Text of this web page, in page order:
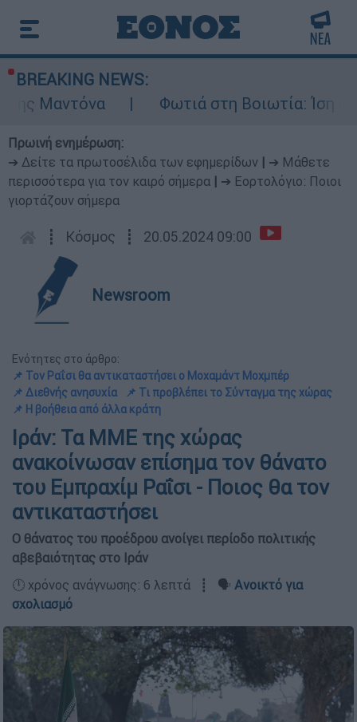
BREAKING NEWS:
Φωτιά στη Βοιωτία: Ίση με έξι
Πρωινή ενημέρωση:
➔ Δείτε τα πρωτοσέλιδα των εφημερίδων
➔ Μάθετε
περισσότερα για τον καιρό σήμερα
➔ Εορτολόγιο: Ποιοι
γιορτάζουν σήμερα
┋ Κόσμος ┋ 20.05.2024 09:00
Newsroom
Ενότητες στο άρθρο:
📌 Τον Ραΐσι θα αντικαταστήσει ο Μοχαμάντ Μοχμπέρ
📌 Διεθνής ανησυχία
📌 Τι προβλέπει το Σύνταγμα της χώρας
📌 Η βοήθεια από άλλα κράτη
Ιράν: Τα ΜΜΕ της χώρας
ανακοίνωσαν επίσημα τον θάνατο
του Εμπραχίμ Ραΐσι - Ποιος θα τον
αντικαταστήσει
Ο θάνατος του προέδρου ανοίγει περίοδο πολιτικής
αβεβαιότητας στο Ιράν
🕛 χρόνος ανάγνωσης: 6 λεπτά ┋ 🗣️ Ανοικτό για
σχολιασμό